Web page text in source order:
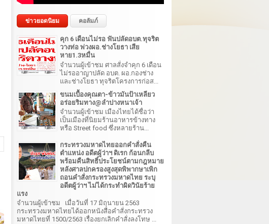
ข่าวยอดนิยม คอลัมภ์
คุก 6 เดือนไม่รอ ฟันปลัดอบต.ทุจริต
วางท่อ พ่วงผอ.ช่างโยธา เสีย
หาย1.3หมื่น
จำนวนผู้เข้าชม ศาลสั่งจำคุก 6 เดือน
ไม่รออาญาปลัด อบต. ผอ.กองช่าง
และช่างโยธา ทุจริตโครงการก่อส...
ขนมเบื้องคุณตา-ข้าวมันป้าเหลียว
อร่อยริมทาง@ลำปางหนาเจ้า
จำนวนผู้เข้าชม เมืองไทยได้ชื่อว่า
เป็นเมืองที่นิยมร้านอาหารข้างทาง
หรือ Street food ซึ่งหลายร้าน...
กระทรวงมหาดไทยออกคำสั่งคืน
ตำแหน่ง อดีตผู้ว่าฯ ดิเรก ก้อนกลีบ
พร้อมคืนสิทธิ์ประโยชน์ตามกฎหมาย
หลังศาลปกครองสูงสุดพิพากษาเพิก
ถอนคำสั่งกระทรวงมหาดไทย ระบุ
อดีตผู้ว่าฯ ไม่ได้กระทำผิดวินัยร้าย
แรง
จำนวนผู้เข้าชม เมื่อวันที่ 17 มิถุนายน 2563
กระทรวงมหาดไทยได้ออกหนังสือคำสั่งกระทรวง
มหาดไทยที่ 1500/2563 เรื่องยกเลิกคำสั่งลงโทษ ...